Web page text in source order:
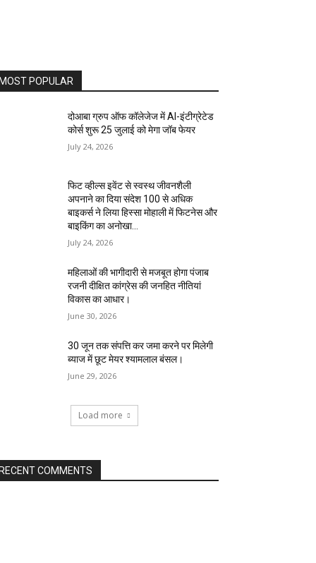
POPULAR
दोआबा ग्रुप ऑफ कॉलेजेज में AI-इंटीग्रेटेड
कोर्स शुरू 25 जुलाई को मेगा जॉब फेयर
July 24, 2026
फिट व्हील्स इवेंट से स्वस्थ जीवनशैली
अपनाने का दिया संदेश 100 से अधिक
बाइकर्स ने लिया हिस्सा मोहाली में फिटनेस और
बाइकिंग का अनोखा...
July 24, 2026
महिलाओं की भागीदारी से मजबूत होगा पंजाब
रजनी दीक्षित कांग्रेस की जनहित नीतियां
विकास का आधार।
June 30, 2026
30 जून तक संपत्ति कर जमा करने पर मिलेगी
ब्याज में छूट मेयर श्यामलाल बंसल।
June 29, 2026
Load more
COMMENTS